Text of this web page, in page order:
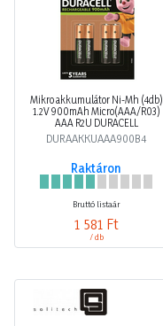
Mikro akkumulátor Ni-Mh (4db)
1.2V 900mAh Micro(AAA/R03)
AAA R2U DURACELL
DURAAKKUAAA900B4
Raktáron
Bruttó listaár
1 581 Ft
/ db